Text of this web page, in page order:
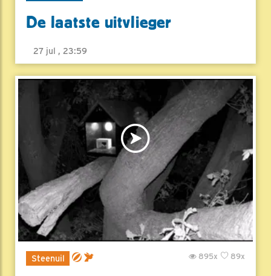
De laatste uitvlieger
27 jul , 23:59
Steenuil 89x
895x